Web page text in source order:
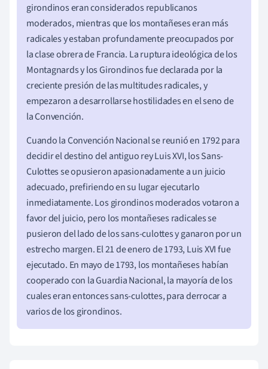
girondinos eran considerados republicanos
moderados, mientras que los montañeses eran más
radicales y estaban profundamente preocupados por
la clase obrera de Francia. La ruptura ideológica de los
Montagnards y los Girondinos fue declarada por la
creciente presión de las multitudes radicales, y
empezaron a desarrollarse hostilidades en el seno de
la Convención.
Cuando la Convención Nacional se reunió en 1792 para
decidir el destino del antiguo rey Luis XVI, los Sans-
Culottes se opusieron apasionadamente a un juicio
adecuado, prefiriendo en su lugar ejecutarlo
inmediatamente. Los girondinos moderados votaron a
favor del juicio, pero los montañeses radicales se
pusieron del lado de los sans-culottes y ganaron por un
estrecho margen. El 21 de enero de 1793, Luis XVI fue
ejecutado. En mayo de 1793, los montañeses habían
cooperado con la Guardia Nacional, la mayoría de los
cuales eran entonces sans-culottes, para derrocar a
varios de los girondinos.